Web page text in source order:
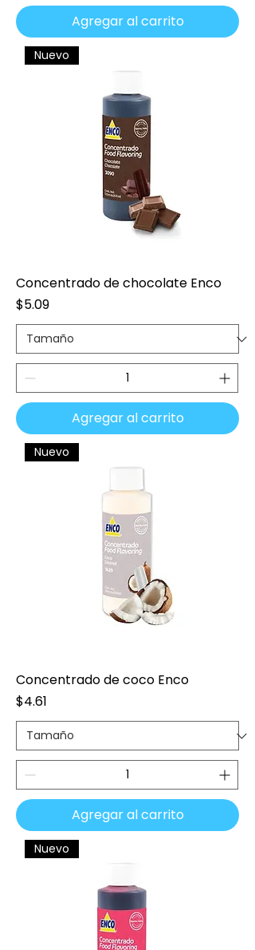
Agregar al carrito
Nuevo
Concentrado de chocolate Enco
Precio
$5.09
Agregar al carrito
Nuevo
Concentrado de coco Enco
Precio
$4.61
Agregar al carrito
Nuevo